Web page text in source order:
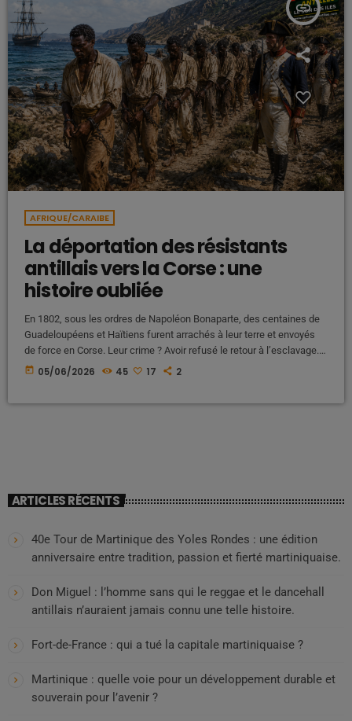
insert_link
AFRIQUE/CARAIBE
La déportation des résistants
antillais vers la Corse : une
histoire oubliée
En 1802, sous les ordres de Napoléon Bonaparte, des centaines de
Guadeloupéens et Haïtiens furent arrachés à leur terre et envoyés
de force en Corse. Leur crime ? Avoir refusé le retour à l’esclavage.
Voici l’histoire occultée d’une déportation politique et raciale qui a
today 05/06/2026 45 17 2
ARTICLES RÉCENTS
40e Tour de Martinique des Yoles Rondes : une édition
anniversaire entre tradition, passion et fierté martiniquaise.
Don Miguel : l’homme sans qui le reggae et le dancehall
antillais n’auraient jamais connu une telle histoire.
Fort-de-France : qui a tué la capitale martiniquaise ?
Martinique : quelle voie pour un développement durable et
souverain pour l’avenir ?